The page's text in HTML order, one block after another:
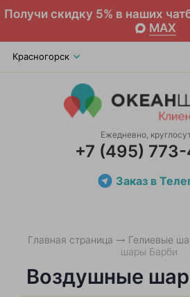
Получи скидку 5% в наших
MAX
Красногорск
Ежедневно,
+7 (495)
Заказ в
Главная страница Гелиевые
шары Барби
Воздушные